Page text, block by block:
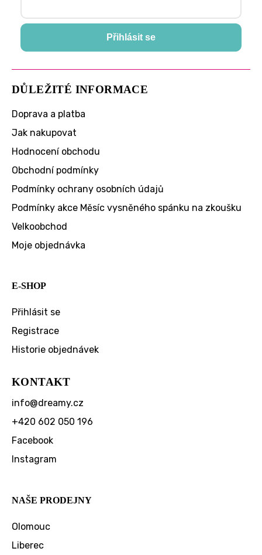
DŮLEŽITÉ INFORMACE
Doprava a platba
Jak nakupovat
Hodnocení obchodu
Obchodní podmínky
Podmínky ochrany osobních údajů
Podmínky akce Měsíc vysněného spánku na zkoušku
Velkoobchod
Moje objednávka
E-SHOP
Přihlásit se
Registrace
Historie objednávek
KONTAKT
info@dreamy.cz
+420 602 050 196
Facebook
Instagram
Přihlásit se
NAŠE PRODEJNY
Olomouc
Liberec